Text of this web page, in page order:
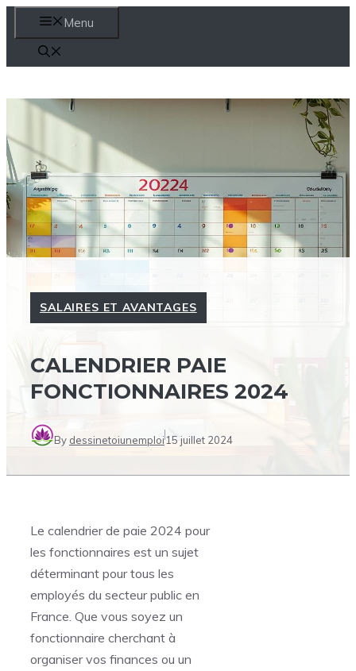
au
contenu
Menu
SALAIRES ET AVANTAGES
CALENDRIER PAIE
FONCTIONNAIRES 2024
By dessinetoiunemploi 15 juillet 2024
Le calendrier de paie 2024 pour
les fonctionnaires est un sujet
déterminant pour tous les
employés du secteur public en
France. Que vous soyez un
fonctionnaire cherchant à
organiser vos finances ou un